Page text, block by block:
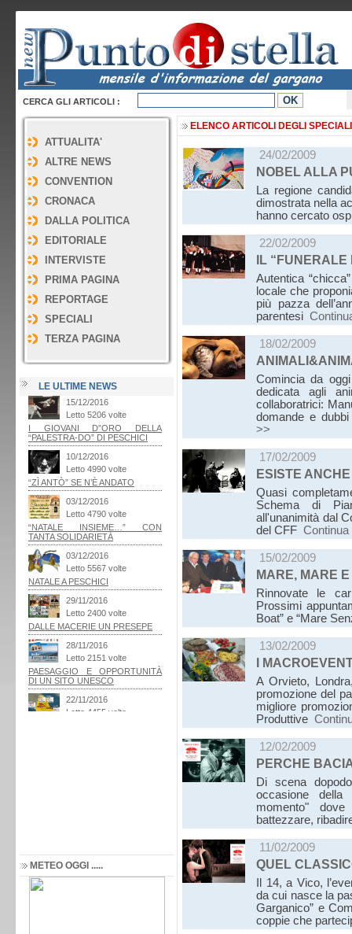
CERCA GLI ARTICOLI :
ATTUALITA'
ALTRE NEWS
CONVENTION
CRONACA
DALLA POLITICA
EDITORIALE
INTERVISTE
PRIMA PAGINA
REPORTAGE
SPECIALI
TERZA PAGINA
LE ULTIME NEWS
METEO OGGI .....
ELENCO ARTICOLI DEGLI SPECIALI
24/02/2009
NOBEL ALLA
La regione
dimostrata nella
hanno cercato
22/02/2009
IL
Autentica
locale che
più pazza
parentesi
18/02/2009
Comincia da
dedicata agli
collaboratrici:
domande e
>>
17/02/2009
ESISTE
Quasi
Schema di
all'unanimità dal
del CFF Continua
15/02/2009
MARE, MARE
Rinnovate le
Prossimi
Boat” e “Mare
13/02/2009
I
A Orvieto,
promozione del
migliore
Produttive
12/02/2009
PERCHE
Di scena
occasione
momento"
battezzare,
11/02/2009
QUEL
Il 14, a Vico,
da cui nasce la
Garganico” e
coppie che